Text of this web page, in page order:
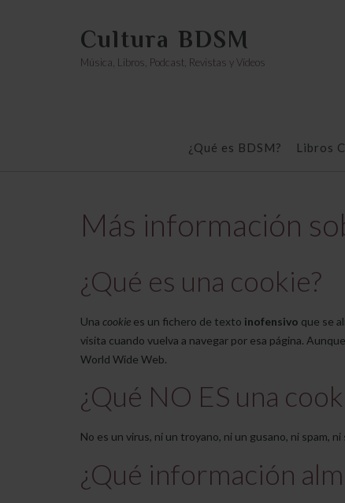
Cultura BDSM
Música, Libros, Podcast, Revistas y Vídeos
¿Qué es BDSM? Libros
Más información
¿Qué es una cookie?
Una cookie es un fichero de texto inofensivo que se
visita cuando vuelva a navegar por esa página.
World Wide Web.
¿Qué NO ES una
No es un virus, ni un troyano, ni un gusano, ni spam,
¿Qué información